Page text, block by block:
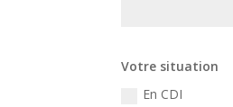
Votre situation
En CDI